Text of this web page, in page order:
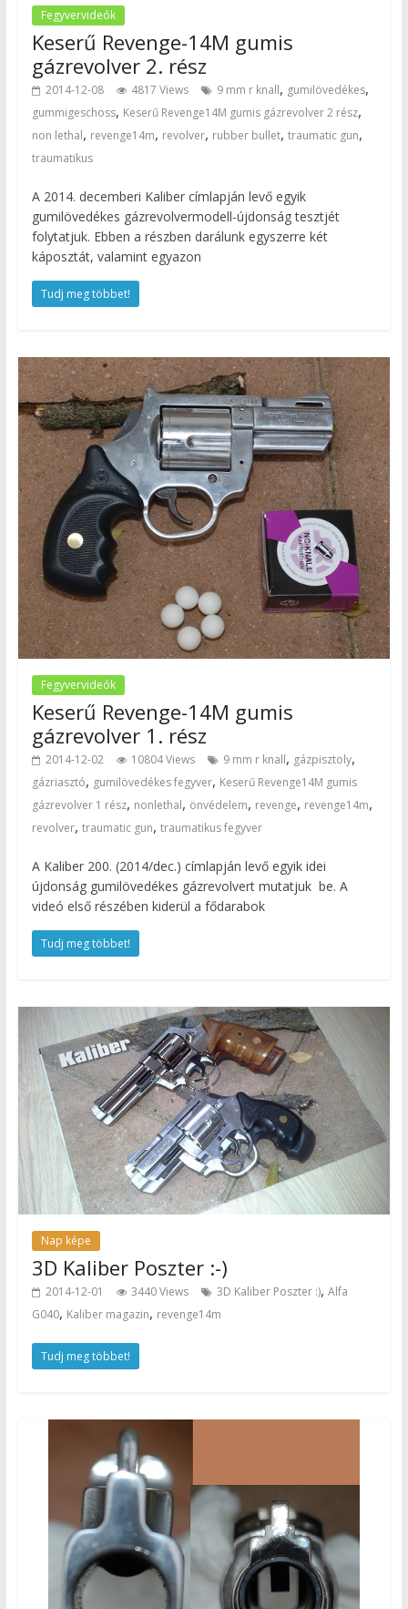
Fegyvervideók
Keserű Revenge-14M gumis
gázrevolver 2. rész
2014-12-08 4817 Views 9 mm r knall, gumilövedékes,
gummigeschoss, Keserű Revenge14M gumis gázrevolver 2 rész,
non lethal, revenge14m, revolver, rubber bullet, traumatic gun,
traumatikus
A 2014. decemberi Kaliber címlapján levő egyik
gumilövedékes gázrevolvermodell-újdonság tesztjét
folytatjuk. Ebben a részben darálunk egyszerre két
káposztát, valamint egyazon
Tudj meg többet!
Fegyvervideók
Keserű Revenge-14M gumis
gázrevolver 1. rész
2014-12-02 10804 Views 9 mm r knall, gázpisztoly,
gázriasztó, gumilövedékes fegyver, Keserű Revenge14M gumis
gázrevolver 1 rész, nonlethal, önvédelem, revenge, revenge14m,
revolver, traumatic gun, traumatikus fegyver
A Kaliber 200. (2014/dec.) címlapján levő egyik idei
újdonság gumilövedékes gázrevolvert mutatjuk be. A
videó első részében kiderül a fődarabok
Tudj meg többet!
Nap képe
3D Kaliber Poszter :-)
2014-12-01 3440 Views 3D Kaliber Poszter :), Alfa
G040, Kaliber magazin, revenge14m
Tudj meg többet!